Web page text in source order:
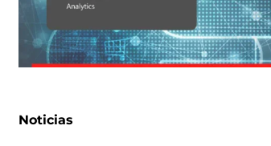
Noticias